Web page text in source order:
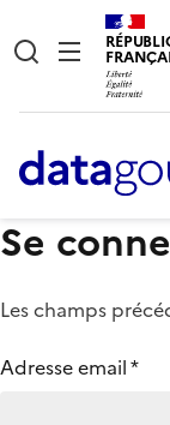
Se
Les champs
Adresse email*